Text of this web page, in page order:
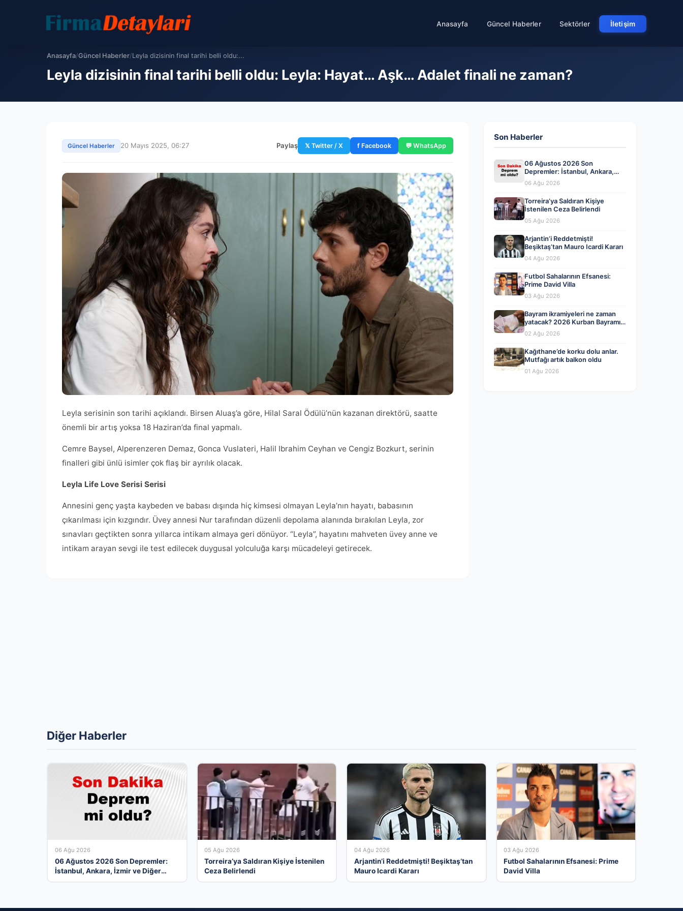
Anasayfa Güncel Haberler Sektörler İletişim
Anasayfa/Güncel Haberler/Leyla dizisinin final tarihi belli oldu:...
Leyla dizisinin final tarihi belli oldu: Leyla: Hayat… Aşk… Adalet finali ne zaman?
Güncel Haberler 20 Mayıs 2025, 06:27 Paylaş 𝕏 Twitter / X f Facebook 💬 WhatsApp
Leyla serisinin son tarihi açıklandı. Birsen Aluaş’a göre, Hilal Saral Ödülü’nün kazanan direktörü, saatte
önemli bir artış yoksa 18 Haziran’da final yapmalı.
Cemre Baysel, Alperenzeren Demaz, Gonca Vuslateri, Halil Ibrahim Ceyhan ve Cengiz Bozkurt, serinin
finalleri gibi ünlü isimler çok flaş bir ayrılık olacak.
Leyla Life Love Serisi Serisi
Annesini genç yaşta kaybeden ve babası dışında hiç kimsesi olmayan Leyla’nın hayatı, babasının
çıkarılması için kızgındır. Üvey annesi Nur tarafından düzenli depolama alanında bırakılan Leyla, zor
sınavları geçtikten sonra yıllarca intikam almaya geri dönüyor. “Leyla”, hayatını mahveten üvey anne ve
intikam arayan sevgi ile test edilecek duygusal yolculuğa karşı mücadeleyi getirecek.
Son Haberler
06 Ağustos 2026 Son
Depremler: İstanbul, Ankara,
İzmir ve Diğer İllerde Meydana
Gelen Sarsıntılar
06 Ağu 2026
Torreira’ya Saldıran Kişiye
İstenilen Ceza Belirlendi
05 Ağu 2026
Arjantin’i Reddetmişti!
Beşiktaş’tan Mauro Icardi Kararı
04 Ağu 2026
Futbol Sahalarının Efsanesi:
Prime David Villa
03 Ağu 2026
Bayram ikramiyeleri ne zaman
yatacak? 2026 Kurban Bayramı
emekli ikramiye ödemeleri
02 Ağu 2026
Kağıthane’de korku dolu anlar.
Mutfağı artık balkon oldu
01 Ağu 2026
Diğer Haberler
06 Ağu 2026
06 Ağustos 2026 Son Depremler:
İstanbul, Ankara, İzmir ve Diğer
05 Ağu 2026
Torreira’ya Saldıran Kişiye İstenilen
Ceza Belirlendi
04 Ağu 2026
Arjantin’i Reddetmişti! Beşiktaş’tan
Mauro Icardi Kararı
03 Ağu 2026
Futbol Sahalarının Efsanesi: Prime
David Villa